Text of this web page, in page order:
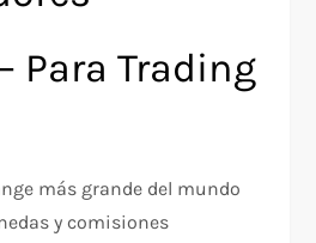
Para Trading
más grande del mundo
y comisiones